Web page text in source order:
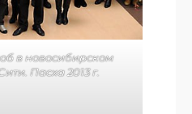
в новосибирском
Пасха 2013 г.